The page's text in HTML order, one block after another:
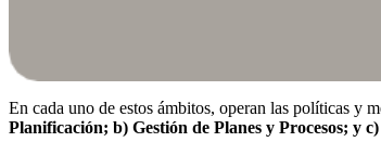
En cada uno de estos ámbitos, operan las políticas y
Planificación; b) Gestión de Planes y Procesos; y